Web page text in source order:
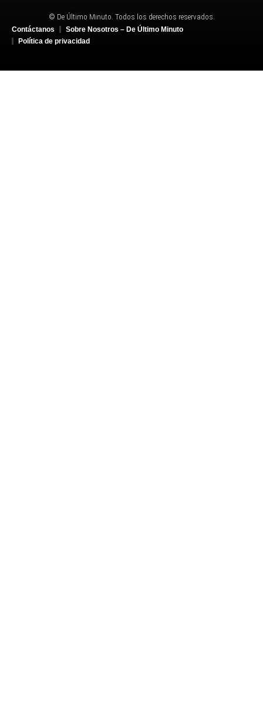
© De Último Minuto. Todos los derechos reservados.
Contáctanos
Sobre Nosotros – De Último Minuto
Política de privacidad